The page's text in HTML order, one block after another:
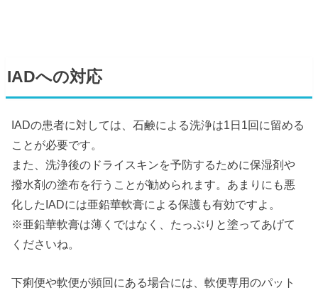
IADへの対応
IADの患者に対しては、石鹸による洗浄は1日1回に留める
ことが必要です。
また、洗浄後のドライスキンを予防するために保湿剤や
撥水剤の塗布を行うことが勧められます。あまりにも悪
化したIADには亜鉛華軟膏による保護も有効ですよ。
※亜鉛華軟膏は薄くではなく、たっぷりと塗ってあげて
くださいね。
下痢便や軟便が頻回にある場合には、軟便専用のパット